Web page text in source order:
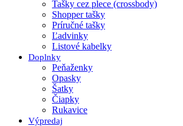
Tašky cez plece (crossbody)
Shopper tašky
Príručné tašky
Ľadvinky
Listové kabelky
Doplnky
Peňaženky
Opasky
Šatky
Čiapky
Rukavice
Výpredaj